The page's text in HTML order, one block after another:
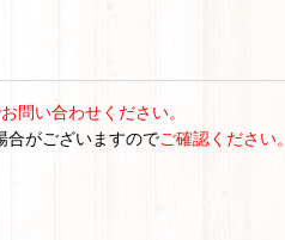
問い合わせください。
合がございますのでご確認ください。